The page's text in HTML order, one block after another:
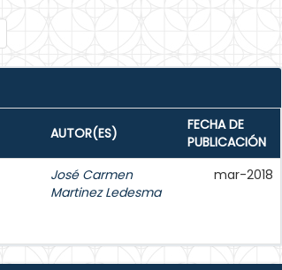
AUTOR(ES)
FECHA DE
PUBLICACIÓN
José Carmen
Martinez Ledesma
mar-2018